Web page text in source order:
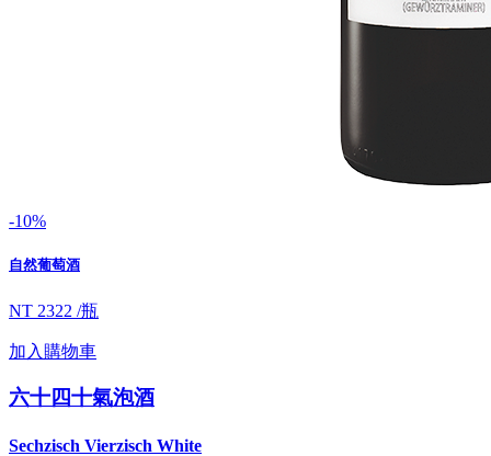
-10%
自然葡萄酒
NT 2322 /瓶
加入購物車
六十四十氣泡酒
Sechzisch Vierzisch White